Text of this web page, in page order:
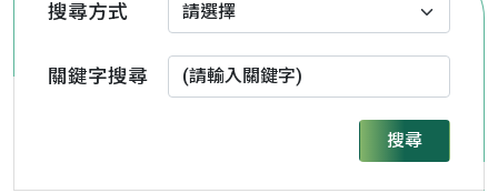
搜尋方式
關鍵字搜尋
搜尋